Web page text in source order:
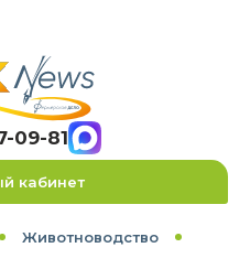
09-81
кабинет
Животноводство